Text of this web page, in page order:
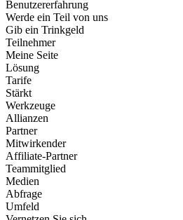
Benutzererfahrung
Werde ein Teil von uns
Gib ein Trinkgeld
Teilnehmer
Meine Seite
Lösung
Tarife
Stärkt
Werkzeuge
Allianzen
Partner
Mitwirkender
Affiliate-Partner
Teammitglied
Medien
Abfrage
Umfeld